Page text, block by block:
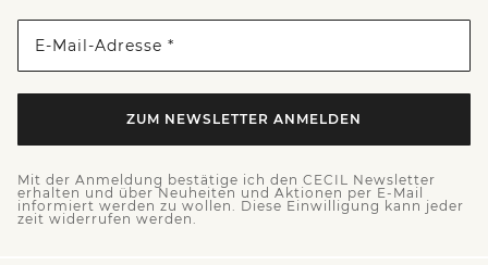
E-Mail-Adresse *
ZUM NEWSLETTER ANMELDEN
Mit der Anmeldung bestätige ich den CECIL Newsletter
erhalten und über Neuheiten und Aktionen per E-Mail
informiert werden zu wollen. Diese Einwilligung kann jeder
zeit widerrufen werden.